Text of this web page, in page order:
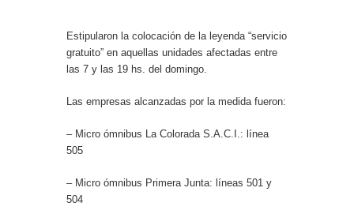
Estipularon la colocación de la leyenda “servicio
gratuito” en aquellas unidades afectadas entre
las 7 y las 19 hs. del domingo.
Las empresas alcanzadas por la medida fueron:
– Micro ómnibus La Colorada S.A.C.I.: línea
505
– Micro ómnibus Primera Junta: líneas 501 y
504